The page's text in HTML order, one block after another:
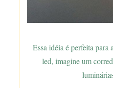
Essa idéia é perfeita para
led, imagine um